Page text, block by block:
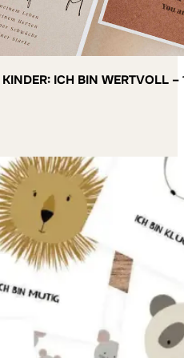
ICH BIN WERTVOLL